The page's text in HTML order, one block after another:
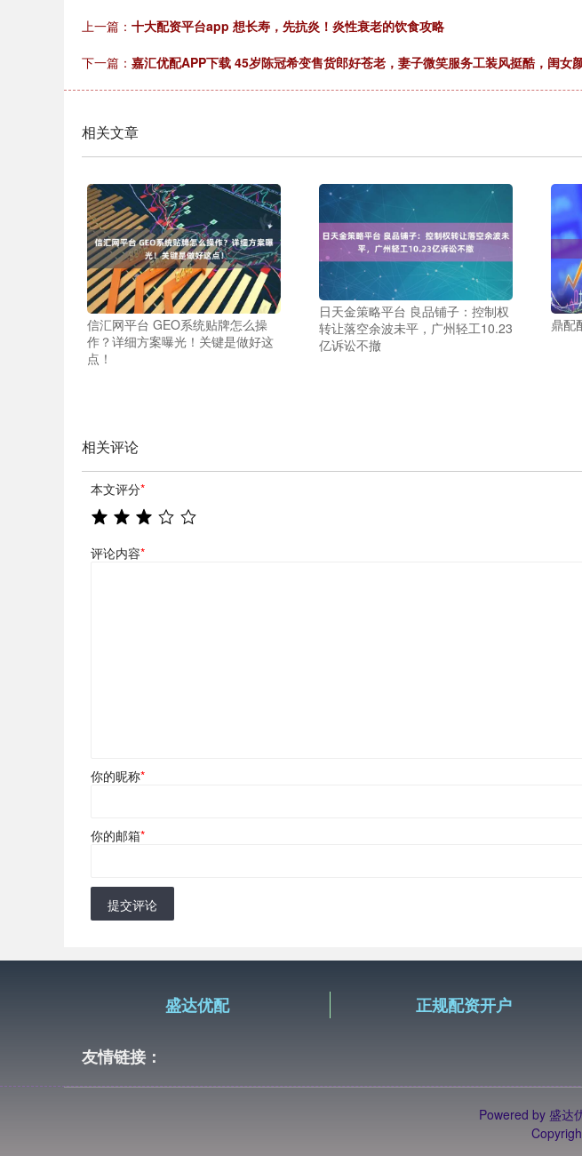
上一篇： 十大配资平台app 想长寿，先抗炎！炎性衰老的饮食攻略
下一篇： 嘉汇优配APP下载 45岁陈冠希变售货郎好苍老，妻子微笑服务工装风挺酷，闺女
相关文章
信汇网平台 GEO系统贴牌怎么操
作？详细方案曝光！关键是做好这
点！
日天金策略平台 良品铺子：控制权
转让落空余波未平，广州轻工10.23
亿诉讼不撤
鼎配
相关评论
本文评分*
评论内容*
你的昵称*
你的邮箱*
提交评论
盛达优配 正规配资开户
友情链接：
Powered by 盛达